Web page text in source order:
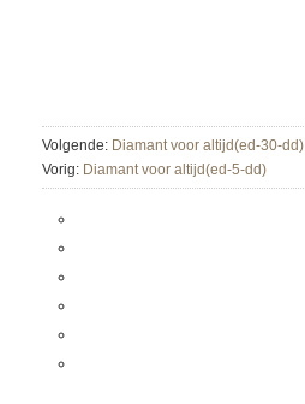
Volgende: Diamant voor altijd(ed-30-dd)
Vorig: Diamant voor altijd(ed-5-dd)